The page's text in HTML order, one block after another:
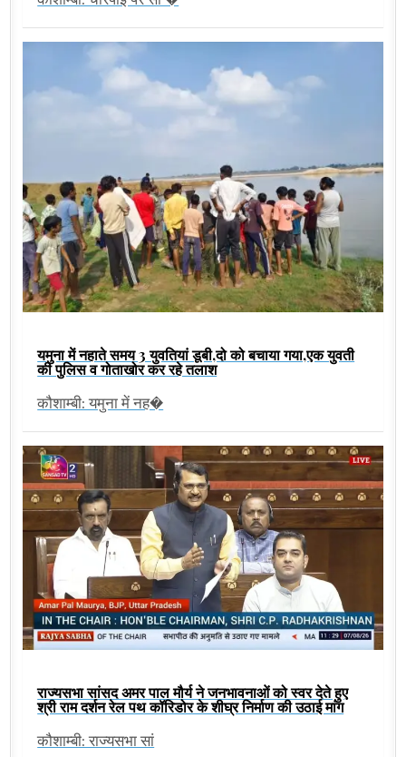
यमुना में नहाते समय 3 युवतियां डूबी,दो को बचाया गया,एक युवती
की पुलिस व गोताखोर कर रहे तलाश
कौशाम्बी: यमुना में नह�
राज्यसभा सांसद अमर पाल मौर्य ने जनभावनाओं को स्वर देते हुए
श्री राम दर्शन रेल पथ कॉरिडोर के शीघ्र निर्माण की उठाई मांग
कौशाम्बी: राज्यसभा सां